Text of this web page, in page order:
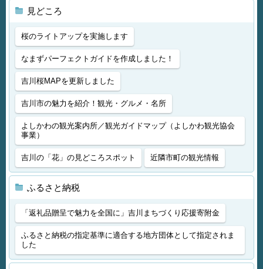
見どころ
桜のライトアップを実施します
なまずパーフェクトガイドを作成しました！
吉川桜MAPを更新しました
吉川市の魅力を紹介！観光・グルメ・名所
よしかわの観光案内所／観光ガイドマップ（よしかわ観光協会
事業）
吉川の「花」の見どころスポット 近隣市町の観光情報
ふるさと納税
「返礼品贈呈で魅力を全国に」吉川まちづくり応援寄附金
ふるさと納税の指定基準に適合する地方団体として指定されま
した